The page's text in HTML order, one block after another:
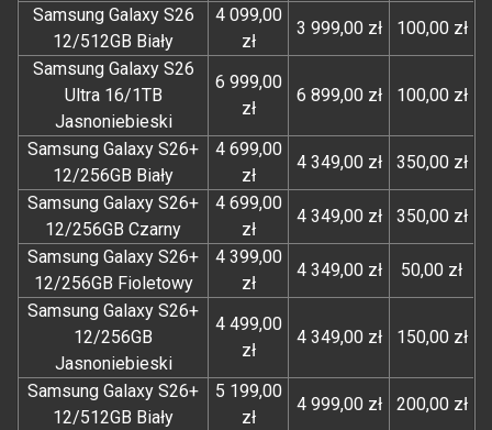
Samsung Galaxy S26
12/512GB Biały
4 099,00
zł
3 999,00 zł
100,00 zł
Samsung Galaxy S26
Ultra 16/1TB
Jasnoniebieski
6 999,00
zł
6 899,00 zł 100,00 zł
Samsung Galaxy S26+
12/256GB Biały
4 699,00
zł
4 349,00 zł
350,00 zł
Samsung Galaxy S26+
12/256GB Czarny
4 699,00
zł
4 349,00 zł
350,00 zł
Samsung Galaxy S26+
12/256GB Fioletowy
4 399,00
zł
4 349,00 zł
50,00 zł
Samsung Galaxy S26+
12/256GB
Jasnoniebieski
4 499,00
zł
4 349,00 zł 150,00 zł
Samsung Galaxy S26+
12/512GB Biały
5 199,00
zł
4 999,00 zł
200,00 zł